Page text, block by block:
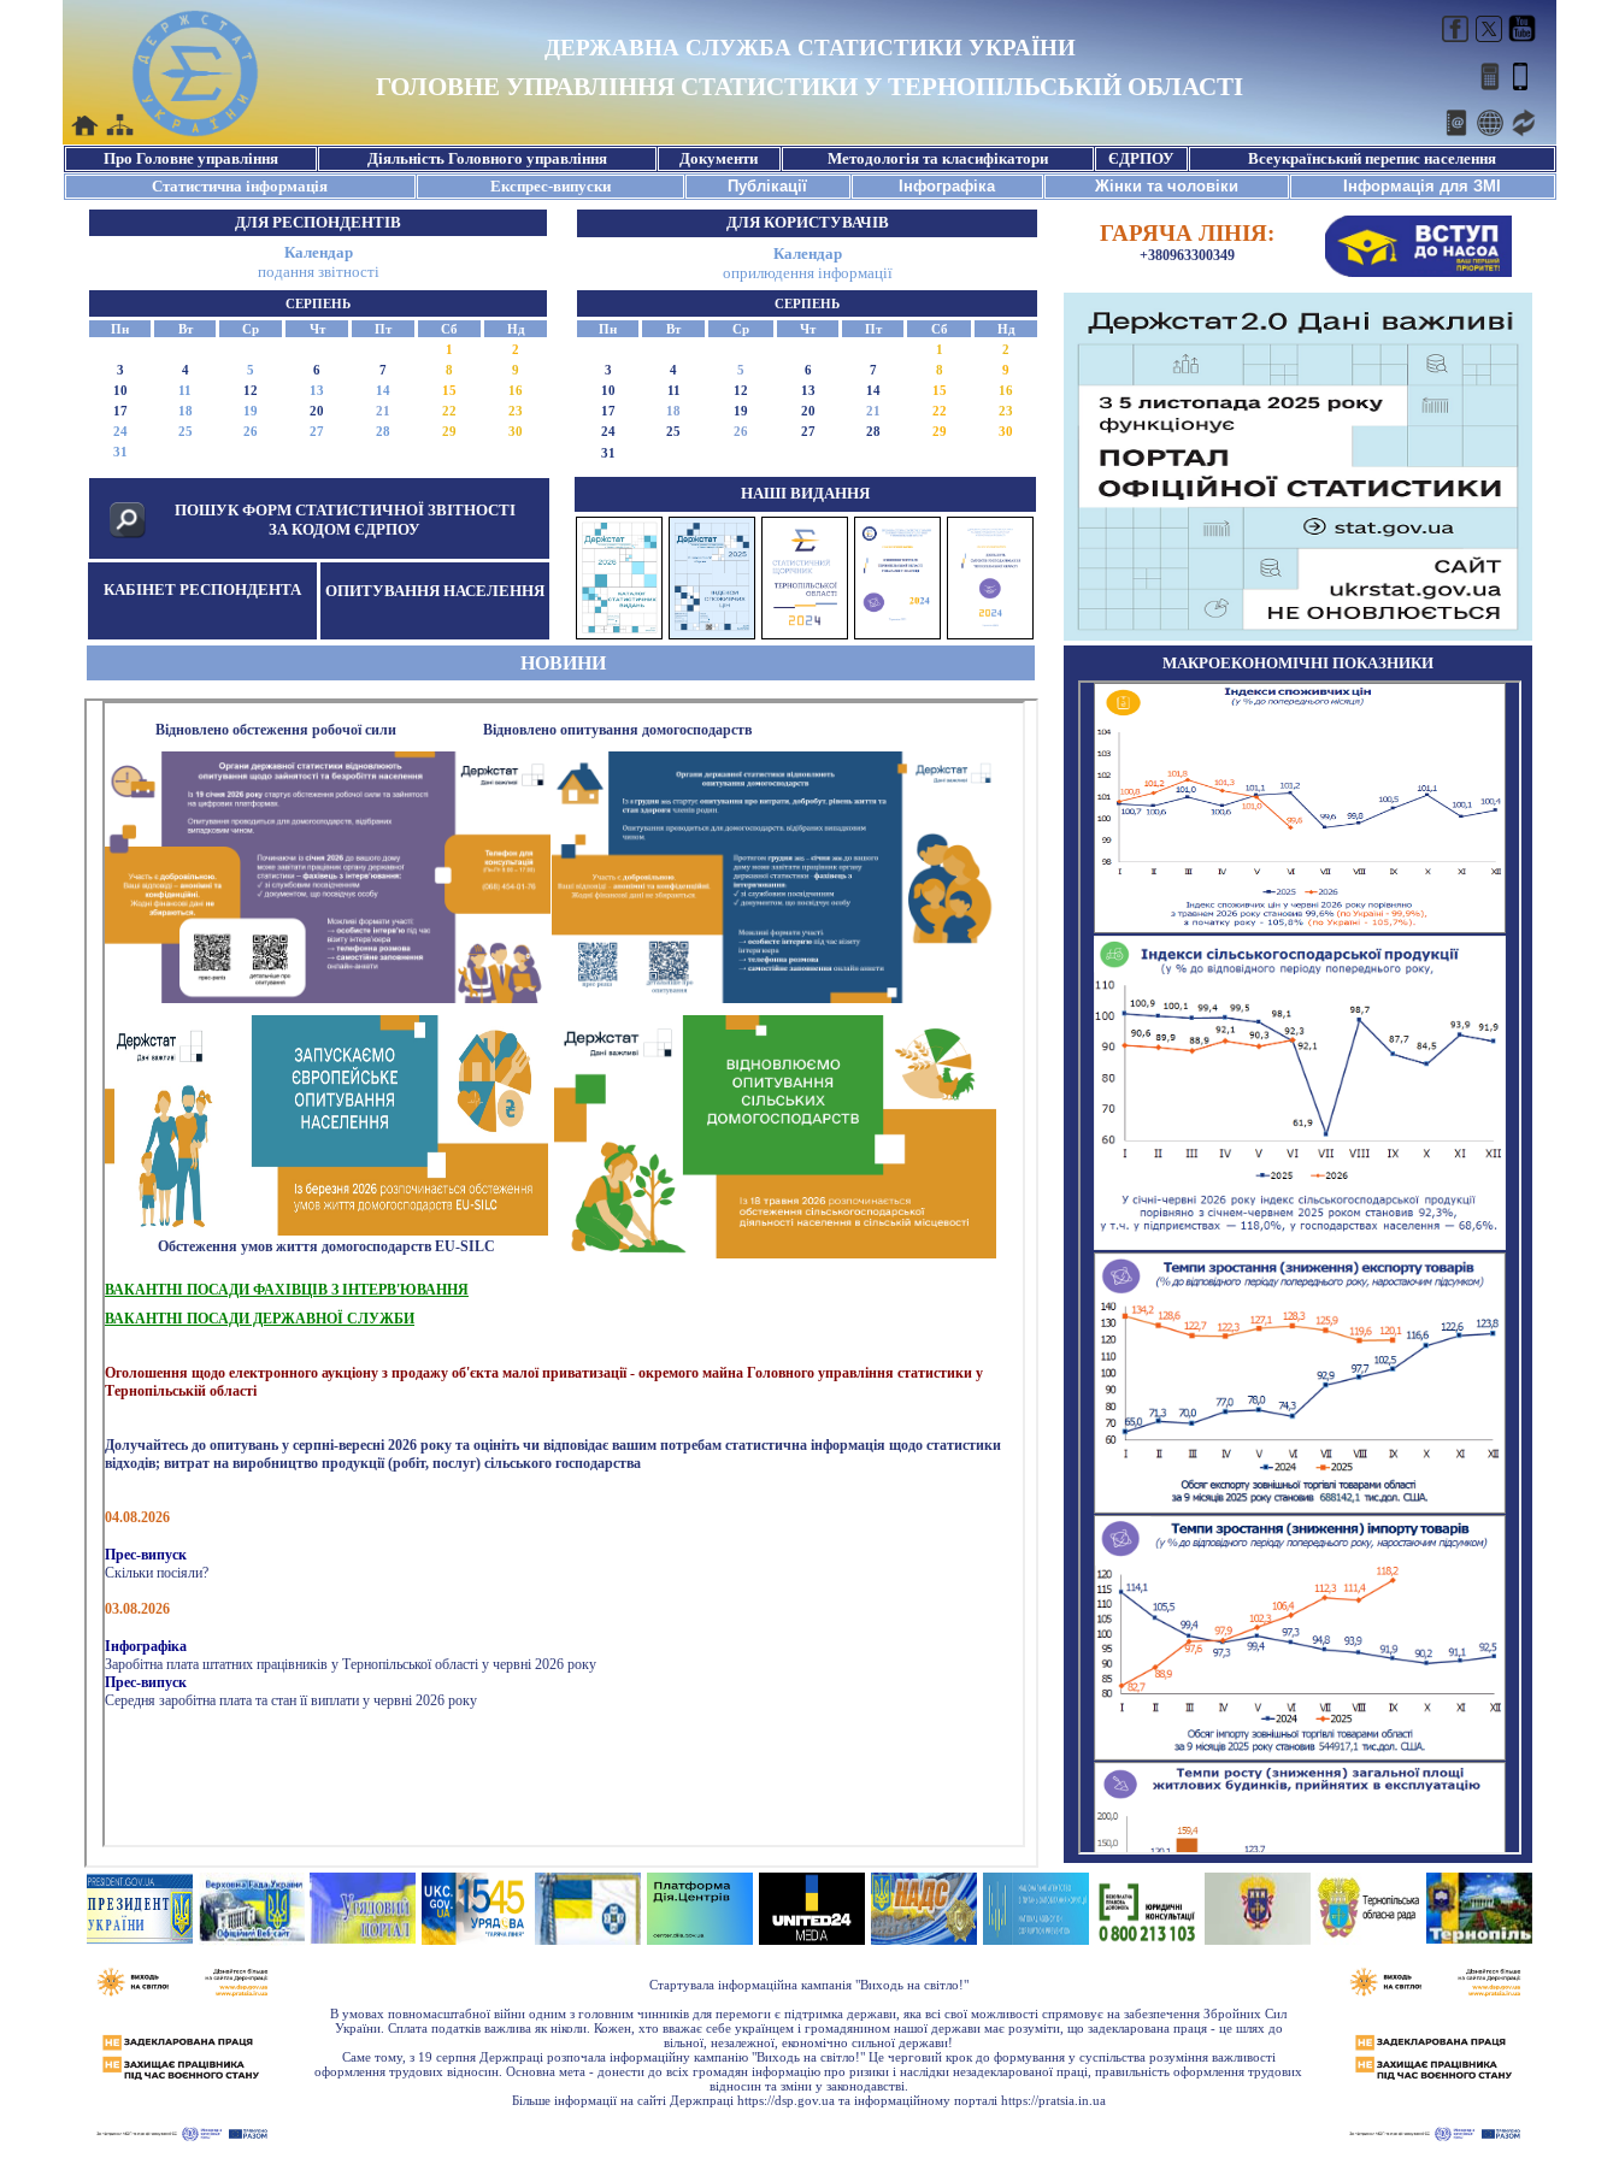
ДЛЯ РЕСПОНДЕНТІВ
Календар
подання звітності
СЕРПЕНЬ
Пн
Вт Ср Чт Пт Сб
Нд
1
2
3
4 5 6 7 8
9
10
11 12 13 14 15
16
17
18 19 20 21 22
23
24
25 26 27 28 29
30
31
ДЛЯ КОРИСТУВАЧІВ
Календар
оприлюдення інформації
СЕРПЕНЬ
Пн
Вт Ср Чт Пт Сб
Нд
1
2
3
4 5 6 7 8
9
10
11 12 13 14 15
16
17
18 19 20 21 22
23
24
25 26 27 28 29
30
31
МАКРОЕКОНОМІЧНІ ПОКАЗНИКИ
НАШІ ВИДАННЯ
НОВИНИ
ПОШУК ФОРМ СТАТИСТИЧНОЇ ЗВІТНОСТІ
ЗА КОДОМ ЄДРПОУ
КАБІНЕТ РЕСПОНДЕНТА
ГАРЯЧА ЛІНІЯ:
+380963300349
Стартувала інформаційна кампанія "Виходь на світло!"
В умовах повномасштабної війни одним з головним чинників для перемоги є підтримка держави, яка всі свої можливості спрямовує на забезпечення Збройних Сил
України. Сплата податків важлива як ніколи. Кожен, хто вважає себе українцем і громадянином нашої держави має розуміти, що задекларована праця - це шлях до
вільної, незалежної, економічно сильної держави!
Саме тому, з 19 серпня Держпраці розпочала інформаційну кампанію "Виходь на світло!" Це черговий крок до формування у суспільства розуміння важливості
оформлення трудових відносин. Основна мета - донести до всіх громадян інформацію про ризики і наслідки незадекларованої праці, правильність оформлення трудових
відносин та зміни у законодавстві.
Більше інформації на сайті Держпраці https://dsp.gov.uaта інформаційному порталі https://pratsia.in.ua
ОПИТУВАННЯ НАСЕЛЕННЯ